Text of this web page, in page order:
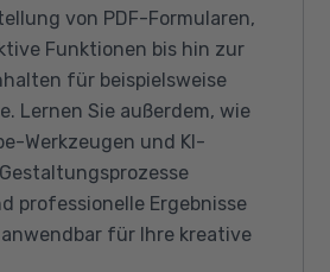
von PDF-Formularen,
Funktionen bis hin zur
für beispielsweise
Lernen Sie außerdem, wie
Werkzeugen und KI-
professionelle Ergebnisse
für Ihre kreative